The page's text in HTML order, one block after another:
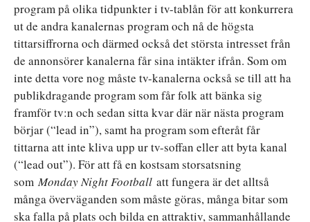
program på olika tidpunkter i tv-tablån för att konkurrera
ut de andra kanalernas program och nå de högsta
tittarsiffrorna och därmed också det största intresset från
de annonsörer kanalerna får sina intäkter ifrån. Som om
inte detta vore nog måste tv-kanalerna också se till att ha
publikdragande program som får folk att bänka sig
framför tv:n och sedan sitta kvar där när nästa program
börjar (“lead in”), samt ha program som efteråt får
tittarna att inte kliva upp ur tv-soffan eller att byta kanal
(“lead out”). För att få en kostsam storsatsning
somMonday Night Football att fungera är det alltså
många överväganden som måste göras, många bitar som
ska falla på plats och bilda en attraktiv, sammanhållande